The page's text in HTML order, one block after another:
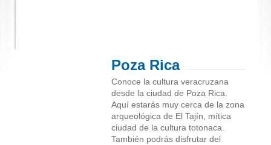
Poza Rica
Conoce la cultura veracruzana
desde la ciudad de Poza Rica.
Aquí estarás muy cerca de la zona
arqueológica de El Tajín, mítica
ciudad de la cultura totonaca.
También podrás disfrutar del